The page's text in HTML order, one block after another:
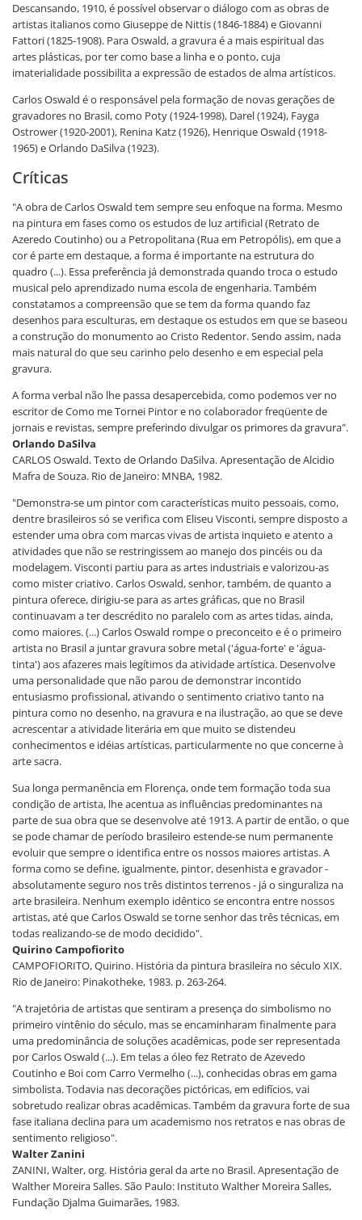
Descansando, 1910, é possível observar o diálogo com as obras de
artistas italianos como Giuseppe de Nittis (1846-1884) e Giovanni
Fattori (1825-1908). Para Oswald, a gravura é a mais espiritual das
artes plásticas, por ter como base a linha e o ponto, cuja
imaterialidade possibilita a expressão de estados de alma artísticos.
Carlos Oswald é o responsável pela formação de novas gerações de
gravadores no Brasil, como Poty (1924-1998), Darel (1924), Fayga
Ostrower (1920-2001), Renina Katz (1926), Henrique Oswald (1918-
1965) e Orlando DaSilva (1923).
Críticas
"A obra de Carlos Oswald tem sempre seu enfoque na forma. Mesmo
na pintura em fases como os estudos de luz artificial (Retrato de
Azeredo Coutinho) ou a Petropolitana (Rua em Petropólis), em que a
cor é parte em destaque, a forma é importante na estrutura do
quadro (...). Essa preferência já demonstrada quando troca o estudo
musical pelo aprendizado numa escola de engenharia. Também
constatamos a compreensão que se tem da forma quando faz
desenhos para esculturas, em destaque os estudos em que se baseou
a construção do monumento ao Cristo Redentor. Sendo assim, nada
mais natural do que seu carinho pelo desenho e em especial pela
gravura.
A forma verbal não lhe passa desapercebida, como podemos ver no
escritor de Como me Tornei Pintor e no colaborador freqüente de
jornais e revistas, sempre preferindo divulgar os primores da gravura".
Orlando DaSilva
CARLOS Oswald. Texto de Orlando DaSilva. Apresentação de Alcidio
Mafra de Souza. Rio de Janeiro: MNBA, 1982.
"Demonstra-se um pintor com características muito pessoais, como,
dentre brasileiros só se verifica com Eliseu Visconti, sempre disposto a
estender uma obra com marcas vivas de artista inquieto e atento a
atividades que não se restringissem ao manejo dos pincéis ou da
modelagem. Visconti partiu para as artes industriais e valorizou-as
como mister criativo. Carlos Oswald, senhor, também, de quanto a
pintura oferece, dirigiu-se para as artes gráficas, que no Brasil
continuavam a ter descrédito no paralelo com as artes tidas, ainda,
como maiores. (...) Carlos Oswald rompe o preconceito e é o primeiro
artista no Brasil a juntar gravura sobre metal ('água-forte' e 'água-
tinta') aos afazeres mais legítimos da atividade artística. Desenvolve
uma personalidade que não parou de demonstrar incontido
entusiasmo profissional, ativando o sentimento criativo tanto na
pintura como no desenho, na gravura e na ilustração, ao que se deve
acrescentar a atividade literária em que muito se distendeu
conhecimentos e idéias artísticas, particularmente no que concerne à
arte sacra.
Sua longa permanência em Florença, onde tem formação toda sua
condição de artista, lhe acentua as influências predominantes na
parte de sua obra que se desenvolve até 1913. A partir de então, o que
se pode chamar de período brasileiro estende-se num permanente
evoluir que sempre o identifica entre os nossos maiores artistas. A
forma como se define, igualmente, pintor, desenhista e gravador -
absolutamente seguro nos três distintos terrenos - já o singuraliza na
arte brasileira. Nenhum exemplo idêntico se encontra entre nossos
artistas, até que Carlos Oswald se torne senhor das três técnicas, em
todas realizando-se de modo decidido".
Quirino Campofiorito
CAMPOFIORITO, Quirino. História da pintura brasileira no século XIX.
Rio de Janeiro: Pinakotheke, 1983. p. 263-264.
"A trajetória de artistas que sentiram a presença do simbolismo no
primeiro vintênio do século, mas se encaminharam finalmente para
uma predominância de soluções acadêmicas, pode ser representada
por Carlos Oswald (...). Em telas a óleo fez Retrato de Azevedo
Coutinho e Boi com Carro Vermelho (...), conhecidas obras em gama
simbolista. Todavia nas decorações pictóricas, em edifícios, vai
sobretudo realizar obras acadêmicas. Também da gravura forte de sua
fase italiana declina para um academismo nos retratos e nas obras de
sentimento religioso".
Walter Zanini
ZANINI, Walter, org. História geral da arte no Brasil. Apresentação de
Walther Moreira Salles. São Paulo: Instituto Walther Moreira Salles,
Fundação Djalma Guimarães, 1983.